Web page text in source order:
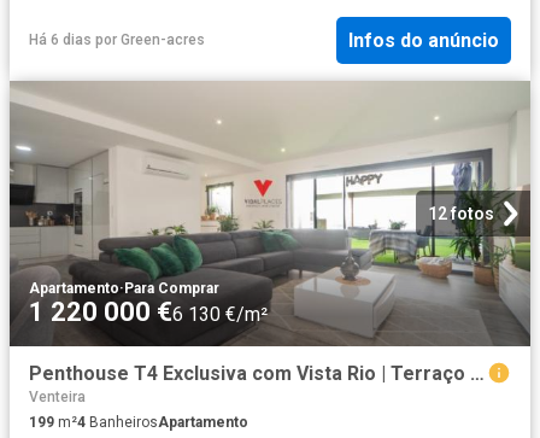
Há 6 dias por Green-acres Infos do anúncio
12 fotos
Apartamento· Para Comprar
1 220 000 €6 130 €/m²
Penthouse T4 Exclusiva com Vista Rio | Terraço Privativo e A. 199m² Venteira
Venteira
199 m²4 BanheirosApartamento